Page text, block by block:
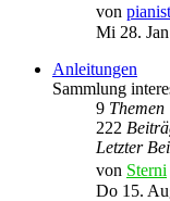
von
Mi 28.
Anleitungen
Sammlung
9 Themen
222
Letzter
von Sterni
Do 15.